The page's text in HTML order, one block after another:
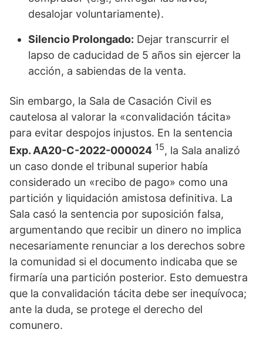
desalojar voluntariamente).
Silencio Prolongado: Dejar transcurrir el
lapso de caducidad de 5 años sin ejercer la
acción, a sabiendas de la venta.
Sin embargo, la Sala de Casación Civil es
cautelosa al valorar la «convalidación tácita»
para evitar despojos injustos. En la sentencia
Exp. AA20-C-2022-000024 15, la Sala analizó
un caso donde el tribunal superior había
considerado un «recibo de pago» como una
partición y liquidación amistosa definitiva. La
Sala casó la sentencia por suposición falsa,
argumentando que recibir un dinero no implica
necesariamente renunciar a los derechos sobre
la comunidad si el documento indicaba que se
firmaría una partición posterior. Esto demuestra
que la convalidación tácita debe ser inequívoca;
ante la duda, se protege el derecho del
comunero.